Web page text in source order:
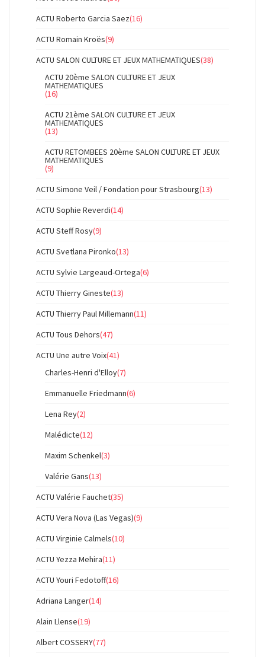
ACTU Roberto Garcia Saez(16)
ACTU Romain Kroës(9)
ACTU SALON CULTURE ET JEUX MATHEMATIQUES(38)
ACTU 20ème SALON CULTURE ET JEUX
MATHEMATIQUES
(16)
ACTU 21ème SALON CULTURE ET JEUX
MATHEMATIQUES
(13)
ACTU RETOMBEES 20ème SALON CULTURE ET JEUX
MATHEMATIQUES
(9)
ACTU Simone Veil / Fondation pour Strasbourg(13)
ACTU Sophie Reverdi(14)
ACTU Steff Rosy(9)
ACTU Svetlana Pironko(13)
ACTU Sylvie Largeaud-Ortega(6)
ACTU Thierry Gineste(13)
ACTU Thierry Paul Millemann(11)
ACTU Tous Dehors(47)
ACTU Une autre Voix(41)
Charles-Henri d'Elloy(7)
Emmanuelle Friedmann(6)
Lena Rey(2)
Malédicte(12)
Maxim Schenkel(3)
Valérie Gans(13)
ACTU Valérie Fauchet(35)
ACTU Vera Nova (Las Vegas)(9)
ACTU Virginie Calmels(10)
ACTU Yezza Mehira(11)
ACTU Youri Fedotoff(16)
Adriana Langer(14)
Alain Llense(19)
Albert COSSERY(77)